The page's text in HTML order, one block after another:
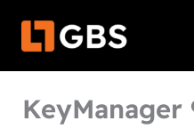
Inhalt
KeyManager